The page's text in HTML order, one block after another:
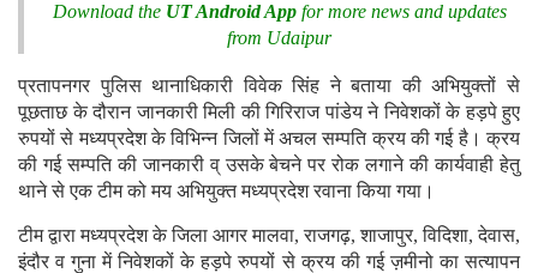
Download the UT Android Appfor more news and updates
from Udaipur
प्रतापनगर पुलिस थानाधिकारी विवेक सिंह ने बताया की अभियुक्तों से
पूछताछ के दौरान जानकारी मिली की गिरिराज पांडेय ने निवेशकों के हड़पे हुए
रुपयों से मध्यप्रदेश के विभिन्न जिलों में अचल सम्पति क्रय की गई है। क्रय
की गई सम्पति की जानकारी व् उसके बेचने पर रोक लगाने की कार्यवाही हेतु
थाने से एक टीम को मय अभियुक्त मध्यप्रदेश रवाना किया गया।
टीम द्वारा मध्यप्रदेश के जिला आगर मालवा, राजगढ़, शाजापुर, विदिशा, देवास,
इंदौर व गुना में निवेशकों के हड़पे रुपयों से क्रय की गई ज़मीनो का सत्यापन